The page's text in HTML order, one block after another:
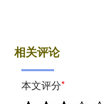
相关评论
本文评分*